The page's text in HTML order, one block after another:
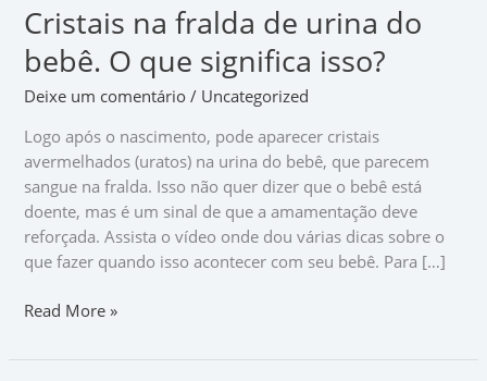
Cristais na fralda de urina do
bebê. O que significa isso?
Deixe um comentário / Uncategorized
Logo após o nascimento, pode aparecer cristais
avermelhados (uratos) na urina do bebê, que parecem
sangue na fralda. Isso não quer dizer que o bebê está
doente, mas é um sinal de que a amamentação deve
reforçada. Assista o vídeo onde dou várias dicas sobre o
que fazer quando isso acontecer com seu bebê. Para […]
Cristais
na
fralda
de
do
bebê.
O
que
significa
isso?
Read More »